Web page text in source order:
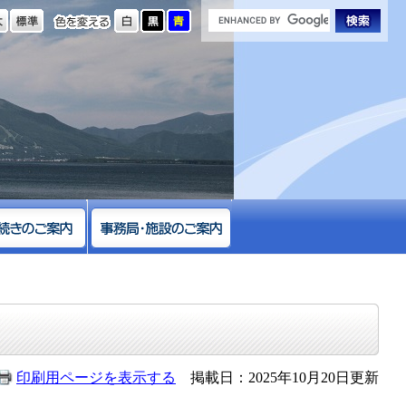
色を変える
大きさ
印刷用ページを表示する
掲載日：2025年10月20日更新